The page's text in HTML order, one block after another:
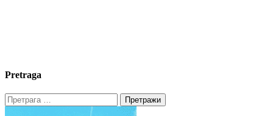
Pretraga
Претрага
за: